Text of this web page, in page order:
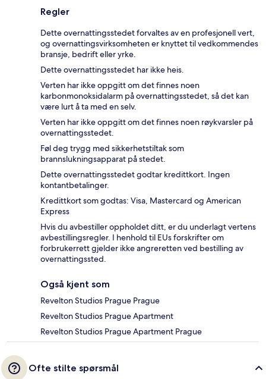
Regler
Dette overnattingsstedet forvaltes av en profesjonell vert,
og overnattingsvirksomheten er knyttet til vedkommendes
bransje, bedrift eller yrke.
Dette overnattingsstedet har ikke heis.
Verten har ikke oppgitt om det finnes noen
karbonmonoksidalarm på overnattingsstedet, så det kan
være lurt å ta med en selv.
Verten har ikke oppgitt om det finnes noen røykvarsler på
overnattingsstedet.
Føl deg trygg med sikkerhetstiltak som
brannslukningsapparat på stedet.
Dette overnattingsstedet godtar kredittkort. Ingen
kontantbetalinger.
Kredittkort som godtas: Visa, Mastercard og American
Express
Hvis du avbestiller oppholdet ditt, er du underlagt vertens
avbestillingsregler. I henhold til EUs forskrifter om
forbrukerrett gjelder ikke angreretten ved bestilling av
overnattingssted.
Også kjent som
Revelton Studios Prague Prague
Revelton Studios Prague Apartment
Revelton Studios Prague Apartment Prague
Ofte stilte spørsmål